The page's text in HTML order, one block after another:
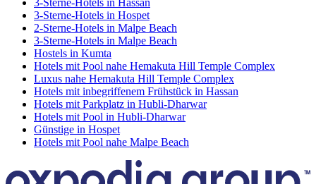
3-Sterne-Hotels in Hassan
3-Sterne-Hotels in Hospet
2-Sterne-Hotels in Malpe Beach
3-Sterne-Hotels in Malpe Beach
Hostels in Kumta
Hotels mit Pool nahe Hemakuta Hill Temple Complex
Luxus nahe Hemakuta Hill Temple Complex
Hotels mit inbegriffenem Frühstück in Hassan
Hotels mit Parkplatz in Hubli-Dharwar
Hotels mit Pool in Hubli-Dharwar
Günstige in Hospet
Hotels mit Pool nahe Malpe Beach